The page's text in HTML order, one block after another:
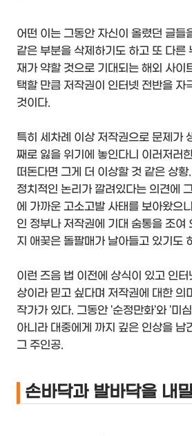
어떤 이는 그동안 자신이 올렸던 글들
같은 부분을 삭제하기도 하고 또 다른
재가 약할 것으로 기대되는 해외 사이
택할 만큼 저작권이 인터넷 전반을 자
것이다.
특히 세차례 이상 저작권으로 문제가
째로 잃을 위기에 놓인다니 이러저러
떠돈다면 그게 더 이상할 것 같은 상황
정치적인 논리가 깔려있다는 의견에
에 가까운 고소고발 사태를 보아왔으
인 정부나 저작권에 기대 숨통을 조여
지 애꿎은 돌팔매가 날아들고 있기도
이런 즈음 법 이전에 상식이 있고 인터
상이라 믿고 싶다며 저작권에 대한 의
작가가 있다. 그동안 '순정만화'와 '미
아니라 대중에게 까지 깊은 인상을 남
그 주인공.
손바닥과 발바닥을 내